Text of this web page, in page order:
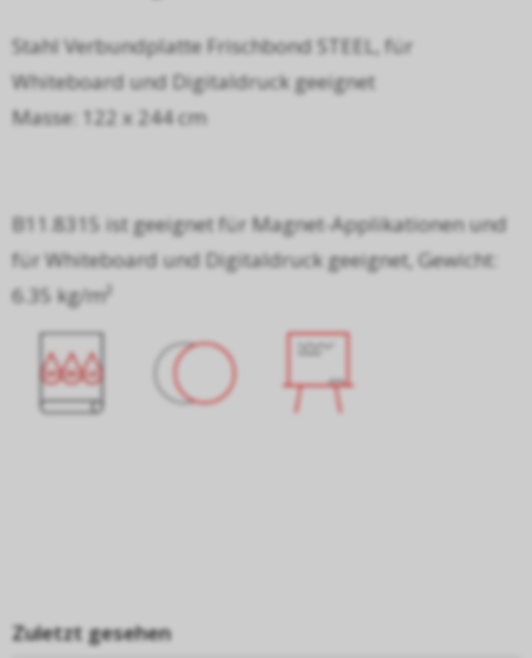
Stahl Verbundplatte Frischbond STEEL, für
Whiteboard und Digitaldruck geeignet
Masse: 122 x 244 cm
B11.8315 ist geeignet für Magnet-Applikationen und
für Whiteboard und Digitaldruck geeignet, Gewicht:
6.35 kg/m²
Zuletzt gesehen